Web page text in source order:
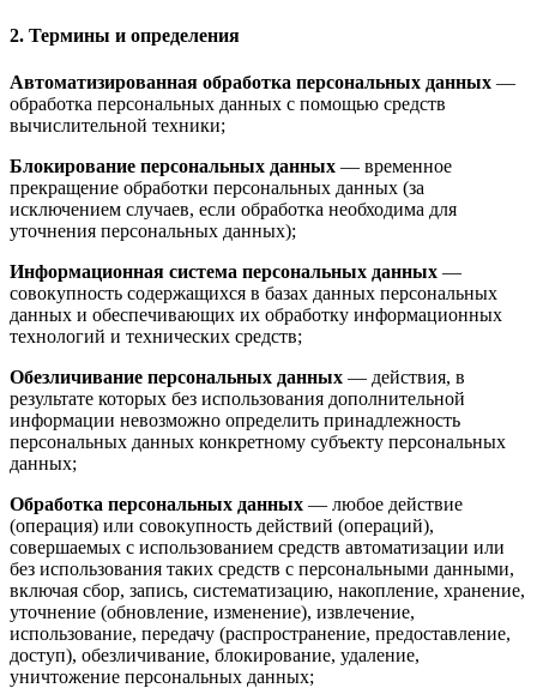
2. Термины и определения
Автоматизированная обработка персональных данных —
обработка персональных данных с помощью средств
вычислительной техники;
Блокирование персональных данных — временное
прекращение обработки персональных данных (за
исключением случаев, если обработка необходима для
уточнения персональных данных);
Информационная система персональных данных —
совокупность содержащихся в базах данных персональных
данных и обеспечивающих их обработку информационных
технологий и технических средств;
Обезличивание персональных данных — действия, в
результате которых без использования дополнительной
информации невозможно определить принадлежность
персональных данных конкретному субъекту персональных
данных;
Обработка персональных данных — любое действие
(операция) или совокупность действий (операций),
совершаемых с использованием средств автоматизации или
без использования таких средств с персональными данными,
включая сбор, запись, систематизацию, накопление, хранение,
уточнение (обновление, изменение), извлечение,
использование, передачу (распространение, предоставление,
доступ), обезличивание, блокирование, удаление,
уничтожение персональных данных;